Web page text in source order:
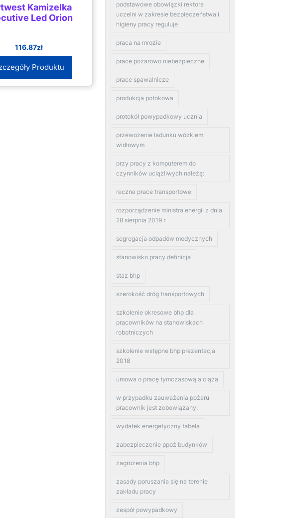
Kamizelka
Led Orion
116.87zł
Produktu
podstawowe obowiązki rektora
uczelni w zakresie bezpieczeństwa i
higieny pracy reguluje
praca na mrozie
prace pożarowo niebezpieczne
prace spawalnicze
produkcja potokowa
protokół powypadkowy ucznia
przewożenie ładunku wózkiem
widłowym
przy pracy z komputerem do
czynników uciążliwych należą:
reczne prace transportowe
rozporządzenie ministra energii z dnia
28 sierpnia 2019 r
segregacja odpadów medycznych
stanowisko pracy definicja
staz bhp
szerokość dróg transportowych
szkolenie okresowe bhp dla
pracowników na stanowiskach
robotniczych
szkolenie wstępne bhp prezentacja
2018
umowa o pracę tymczasową a ciąża
w przypadku zauważenia pożaru
pracownik jest zobowiązany:
wydatek energetyczny tabela
zabezpieczenie ppoż budynków
zagrożenia bhp
zasady poruszania się na terenie
zakładu pracy
zespół powypadkowy